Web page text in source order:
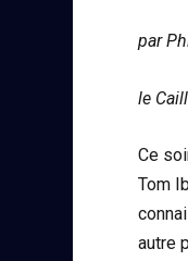
par
le
Ce
Tom
autre